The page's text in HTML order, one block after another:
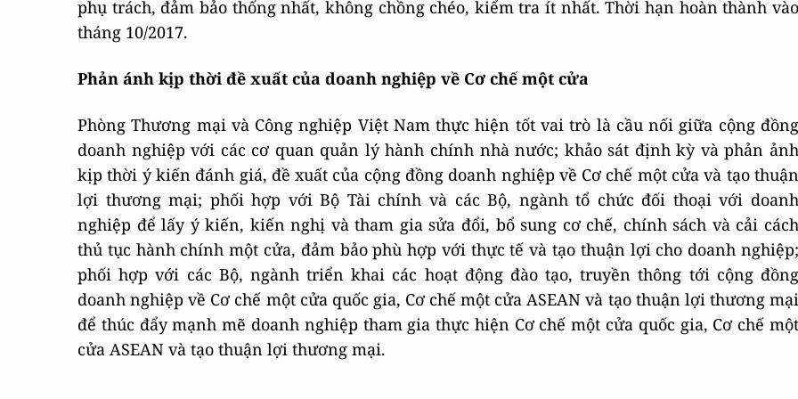
phụ trách, đảm bảo thống nhất, không chồng chéo, kiểm tra ít nhất. Thời hạn hoàn thành vào
tháng 10/2017.
Phản ánh kịp thời đề xuất của doanh nghiệp về Cơ chế một cửa
Phòng Thương mại và Công nghiệp Việt Nam thực hiện tốt vai trò là cầu nối giữa cộng đồng
doanh nghiệp với các cơ quan quản lý hành chính nhà nước; khảo sát định kỳ và phản ảnh
kịp thời ý kiến đánh giá, đề xuất của cộng đồng doanh nghiệp về Cơ chế một cửa và tạo thuận
lợi thương mại; phối hợp với Bộ Tài chính và các Bộ, ngành tổ chức đối thoại với doanh
nghiệp để lấy ý kiến, kiến nghị và tham gia sửa đổi, bổ sung cơ chế, chính sách và cải cách
thủ tục hành chính một cửa, đảm bảo phù hợp với thực tế và tạo thuận lợi cho doanh nghiệp;
phối hợp với các Bộ, ngành triển khai các hoạt động đào tạo, truyền thông tới cộng đồng
doanh nghiệp về Cơ chế một cửa quốc gia, Cơ chế một cửa ASEAN và tạo thuận lợi thương mại
để thúc đẩy mạnh mẽ doanh nghiệp tham gia thực hiện Cơ chế một cửa quốc gia, Cơ chế một
cửa ASEAN và tạo thuận lợi thương mại.